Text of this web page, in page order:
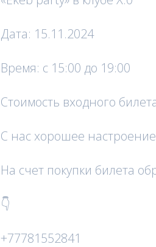
Дата: 15.11.2024
Время: с 15:00 до 19:00
Стоимость входного
С нас хорошее
На счет покупки билета
👇
+77781552841